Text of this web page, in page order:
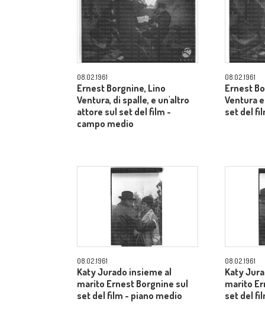
08.02.1961
Ernest Borgnine, Lino
Ventura, di spalle, e un'altro
attore sul set del film -
campo medio
08.02.1961
Ernest
Ventura
set del
08.02.1961
Katy Jurado insieme al
marito Ernest Borgnine sul
set del film - piano medio
08.02.1961
Katy
marito
set del